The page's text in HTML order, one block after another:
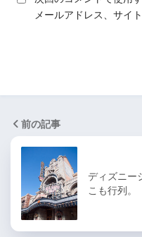
メールアドレス、サイ
前の記事
ディズニー
こも行列。